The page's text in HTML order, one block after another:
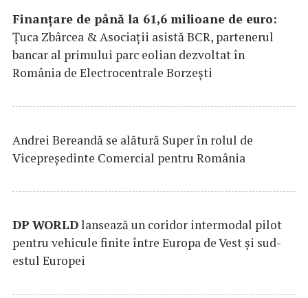
Finanțare de până la 61,6 milioane de euro:
Țuca Zbârcea & Asociații asistă BCR, partenerul
bancar al primului parc eolian dezvoltat în
România de Electrocentrale Borzești
Andrei Bereandă se alătură Super în rolul de
Vicepreședinte Comercial pentru România
DP WORLDlansează un coridor intermodal pilot
pentru vehicule finite între Europa de Vest și sud-
estul Europei